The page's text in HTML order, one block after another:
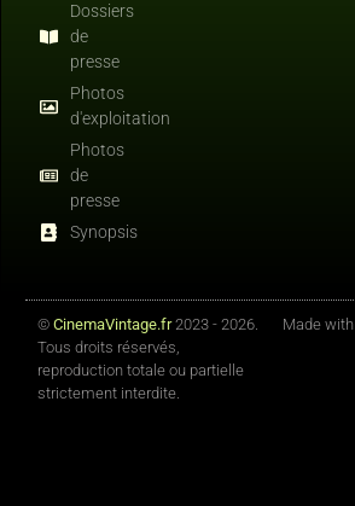
Dossiers
de
presse
Photos
d'exploitation
Photos
de
presse
Synopsis
© CinemaVintage.fr2023 - 2026.
Tous droits réservés,
reproduction totale ou partielle
strictement interdite.
Made with